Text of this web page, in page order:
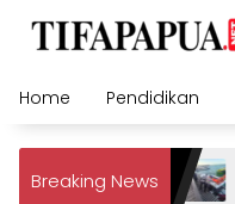
Home
Pendidikan
Breaking News